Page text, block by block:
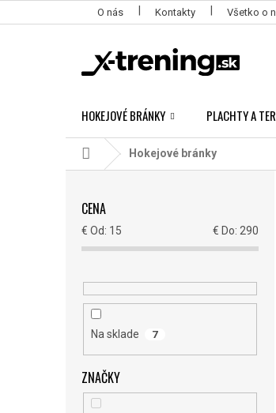
na
O nás Kontakty Všetko o
HOKEJOVÉ BRÁNKY PLACHTY A
DomovHokejové bránky
B
CENA
€ 15 € 290
Na sklade 7
ZNAČKY